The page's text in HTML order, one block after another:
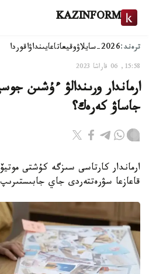
KAZINFORM
ترەند:2026-سايلاۋ وقيعاتاعايىنداۋاقوردا
15:58, 06 قاراشا 2023
ارماندار ورىندالۋ ءۇشىن
جاساۋ كەرەك؟
ارماندار كارتاسى سىزگە كۇشتى
قاعازعا سۋرەتتەردى جاي